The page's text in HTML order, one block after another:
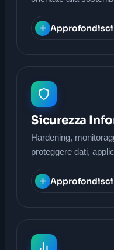
Approfondisci
Sicurezza
Hardening,
proteggere dati,
Approfondisci